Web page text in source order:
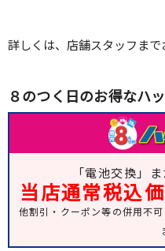
詳しくは、店舗スタッフま
８のつく日のお得なハ
「電池交換」
当店通常税込
他割引・クーポン等の併用不